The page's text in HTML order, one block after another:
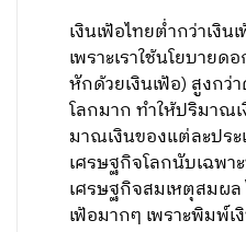
เงินเฟ้อไทยต่ำกว่าเงิ
เพราะเราใช้นโยบาย
หักด้วยเงิน​เฟ้อ)​ สูงกว่
โลกมาก​ ทำให้ปริมาณ
มาณเงินของแต่​ละ​ประ
เศรษฐกิจ​โลก​นับเฉพา
เศรษฐกิจ​สมเหตุสมผล​
เฟ้อมากๆ​ เพราะพิมพ์​เ